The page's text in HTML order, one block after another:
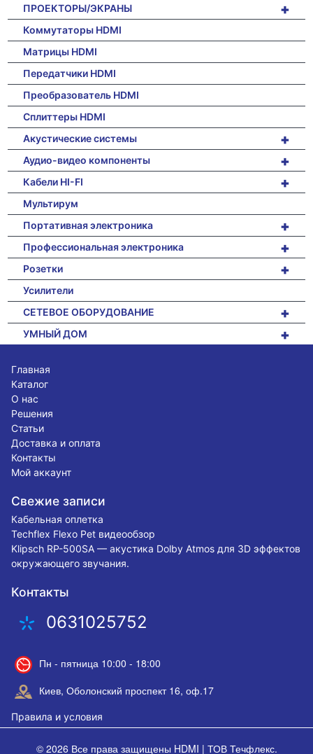
+
ПРОЕКТОРЫ/ЭКРАНЫ
Коммутаторы HDMI
Матрицы HDMI
Передатчики HDMI
Преобразователь HDMI
Сплиттеры HDMI
+
Акустические системы
+
Аудио-видео компоненты
+
Кабели HI-FI
Мультирум
+
Портативная электроника
+
Профессиональная электроника
+
Розетки
Усилители
+
СЕТЕВОЕ ОБОРУДОВАНИЕ
+
УМНЫЙ ДОМ
Главная
Каталог
О нас
Решения
Статьи
Доставка и оплата
Контакты
Мой аккаунт
Свежие записи
Кабельная оплетка
Techflex Flexo Pet видеообзор
Klipsch RP-500SA — акустика Dolby Atmos для 3D эффектов
окружающего звучания.
Контакты
0631025752
Пн - пятница 10:00 - 18:00
Киев, Оболонский проспект 16, оф.17
Правила и условия
© 2026 Все права защищены HDMI | ТОВ Течфлекс.